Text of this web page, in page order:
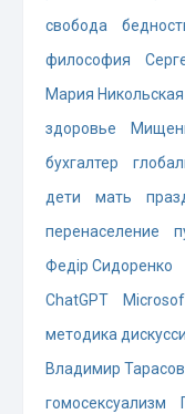
свобода
философия
Мария Никольская
здоровье
бухгалтер
дети
мать
перенаселение
Федір Сидоренко
ChatGPT
методика
Владимир Тарасов
гомосексуализм